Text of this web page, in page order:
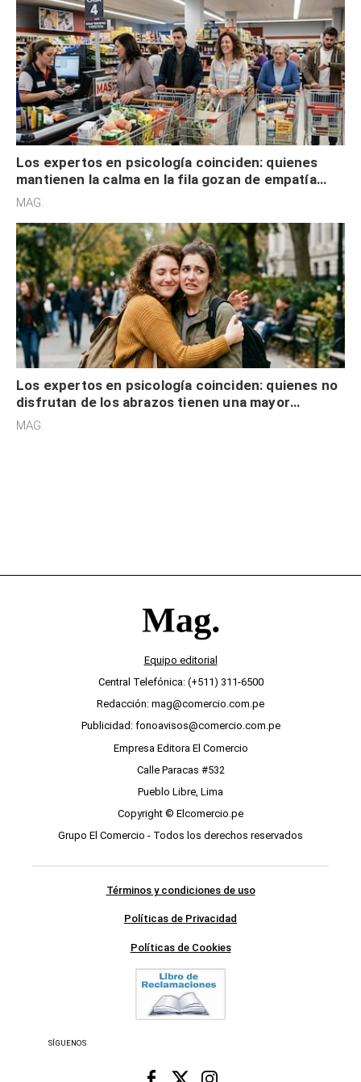
Los expertos en psicología coinciden: quienes
mantienen la calma en la fila gozan de empatía
cognitiva, gratitud y no solo tienen autocontrol
MAG.
Los expertos en psicología coinciden: quienes no
disfrutan de los abrazos tienen una mayor
sensibilidad a los estímulos físicos y no es por
MAG.
Equipo editorial
Central Telefónica: (+511) 311-6500
Redacción: mag@comercio.com.pe
Publicidad: fonoavisos@comercio.com.pe
Empresa Editora El Comercio
Calle Paracas #532
Pueblo Libre, Lima
Copyright © Elcomercio.pe
Grupo El Comercio - Todos los derechos reservados
Términos y condiciones de uso
Políticas de Privacidad
Políticas de Cookies
SÍGUENOS